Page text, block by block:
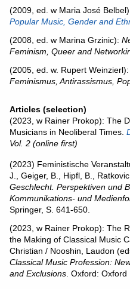
(2009, ed. w Maria José
Popular Music, Gender and
(2008, ed. w Marina Grzinic):
Feminism, Queer and
(2005, ed. w. Rupert Weinzierl):
Feminismus, Antirassismus,
Articles (selection)
(2023, w Rainer Prokop): The
Musicians in Neoliberal Times.
Vol. 2 (online first)
(2023) Feministische
J., Geiger, B., Hipfl, B.,
Geschlecht. Perspektiven und
Kommunikations- und
Springer, S. 641-650.
(2023, w Rainer Prokop): The
the Making of Classical Music
Christian / Nooshin, Laudon
Classical Music Profession:
and Exclusions . Oxford: